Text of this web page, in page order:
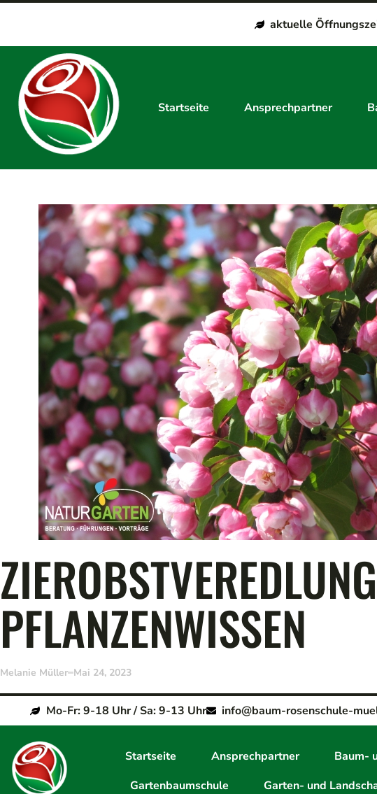
aktuelle
Startseite Ansprechpartner
PFLANZENWISSEN
Melanie Müller Mai 24, 2023
Mo-Fr: 9-18 Uhr / Sa: 9-13 Uhr info@baum-rosenschule-
Startseite Ansprechpartner
Baum-
Gartenbaumschule
Garten- und